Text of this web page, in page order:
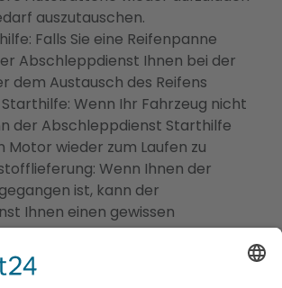
auszutauschen.
Falls Sie eine Reifenpanne
Abschleppdienst Ihnen bei der
dem Austausch des Reifens
Wenn Ihr Fahrzeug nicht
der Abschleppdienst Starthilfe
Motor wieder zum Laufen zu
Wenn Ihnen der
ist, kann der
Ihnen einen gewissen
liefern, um Sie wieder mobil zu
wichtig zu beachten, dass nicht alle
diese Zusatzleistungen